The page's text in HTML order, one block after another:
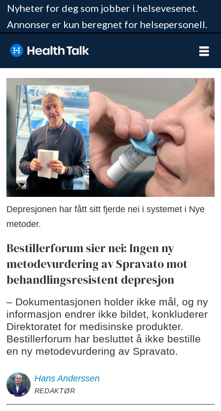
Nyheter for deg som jobber i helsevesenet.
Annonser er kun beregnet for helsepersonell.
Depresjonen har fått sitt fjerde nei i systemet i Nye
metoder.
Bestillerforum sier nei: Ingen ny
metodevurdering av Spravato mot
behandlingsresistent depresjon
– Dokumentasjonen holder ikke mål, og ny
informasjon endrer ikke bildet, konkluderer
Direktoratet for medisinske produkter.
Bestillerforum har besluttet å ikke bestille
en ny metodevurdering av Spravato.
Hans Anderssen
REDAKTØR